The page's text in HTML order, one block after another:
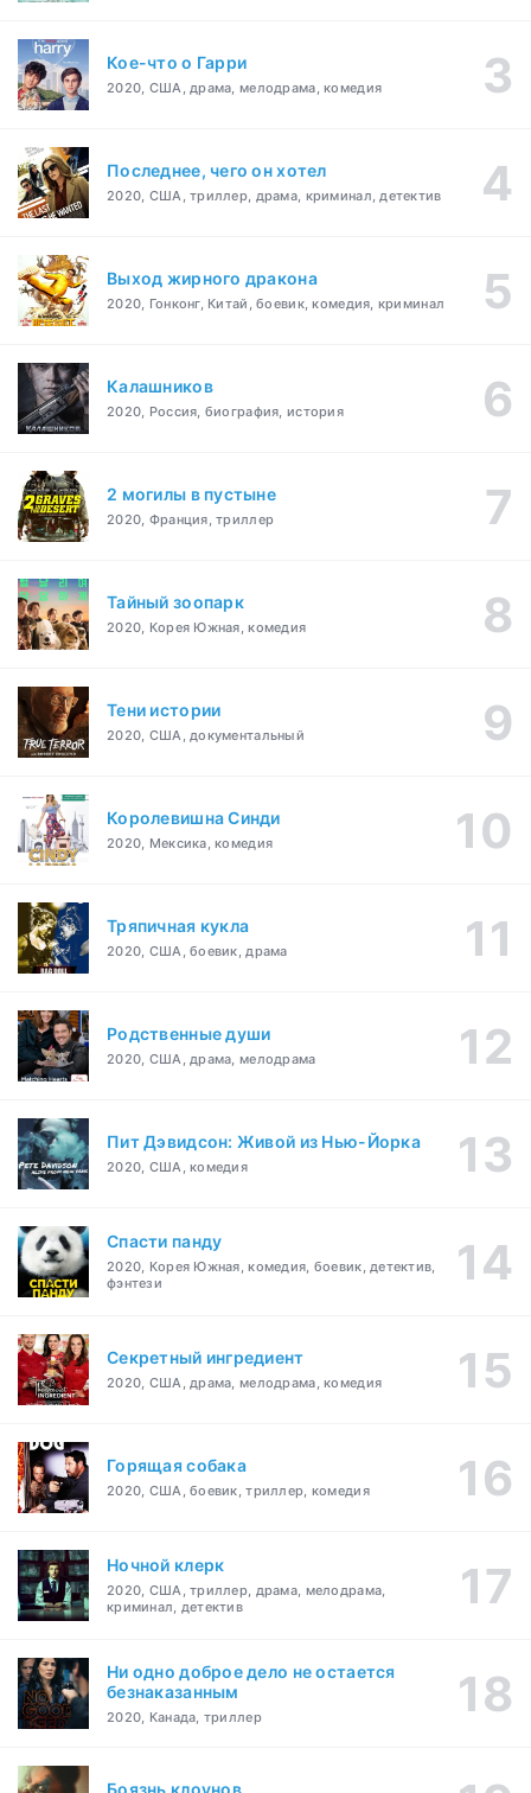
Кое-что о Гарри
2020, США, драма, мелодрама, комедия
Последнее, чего он хотел
2020, США, триллер, драма, криминал, детектив
Выход жирного дракона
2020, Гонконг, Китай, боевик, комедия, криминал
Калашников
2020, Россия, биография, история
2 могилы в пустыне
2020, Франция, триллер
Тайный зоопарк
2020, Корея Южная, комедия
Тени истории
2020, США, документальный
Королевишна Синди
2020, Мексика, комедия
Тряпичная кукла
2020, США, боевик, драма
Родственные души
2020, США, драма, мелодрама
Пит Дэвидсон: Живой из Нью-Йорка
2020, США, комедия
Спасти панду
2020, Корея Южная, комедия, боевик, детектив,
фэнтези
Секретный ингредиент
2020, США, драма, мелодрама, комедия
Горящая собака
2020, США, боевик, триллер, комедия
Ночной клерк
2020, США, триллер, драма, мелодрама,
криминал, детектив
Ни одно доброе дело не остается
безнаказанным
2020, Канада, триллер